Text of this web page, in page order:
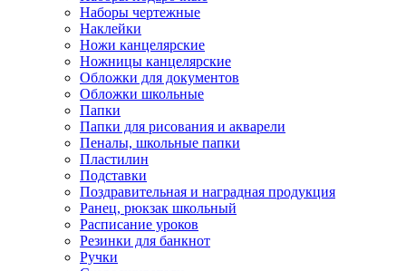
Наборы чертежные
Наклейки
Ножи канцелярские
Ножницы канцелярские
Обложки для документов
Обложки школьные
Папки
Папки для рисования и акварели
Пеналы, школьные папки
Пластилин
Подставки
Поздравительная и наградная продукция
Ранец, рюкзак школьный
Расписание уроков
Резинки для банкнот
Ручки